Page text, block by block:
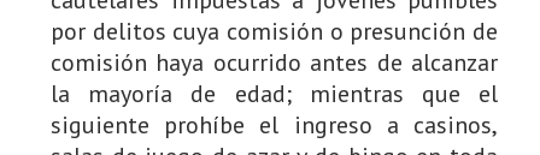
por delitos cuya comisión o presunción de
comisión haya ocurrido antes de alcanzar
la mayoría de edad; mientras que el
siguiente prohíbe el ingreso a casinos,